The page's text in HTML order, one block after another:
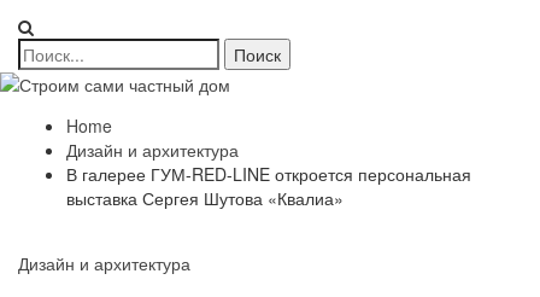
Home
Дизайн и архитектура
В галерее ГУМ-RED-LINE откроется персональная
выставка Сергея Шутова «Квалиа»
Дизайн и архитектура